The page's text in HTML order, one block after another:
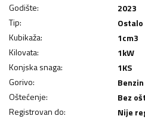
Godište:
2023
Tip:
Ostalo
Kubikaža: 1cm3
Kilovata: 1kW
Konjska snaga: 1KS
Gorivo:
Benzin
Oštećenje:
Bez
Registrovan do:
Nije